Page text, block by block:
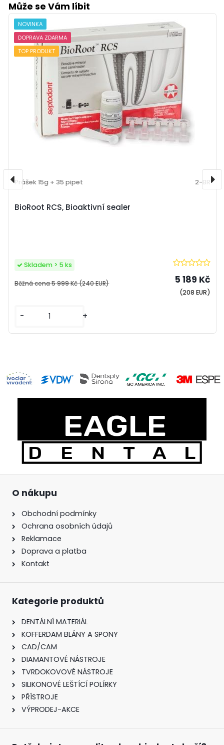
Může se Vám líbit
BioRoot RCS, Bioaktivní sealer
Prášek 15g + 35 pipet 2-BR
Běžná cena5 999 Kč(240 EUR) 5 189 Kč
(208 EUR)
- +
Skladem > 5 ks
NOVINKA
DOPRAVA ZDARMA
TOP PRODUKT
O nákupu
Obchodní podmínky
Ochrana osobních údajů
Reklamace
Doprava a platba
Kontakt
Kategorie produktů
DENTÁLNÍ MATERIÁL
KOFFERDAM BLÁNY A SPONY
CAD/CAM
DIAMANTOVÉ NÁSTROJE
TVRDOKOVOVÉ NÁSTROJE
SILIKONOVÉ LEŠTÍCÍ POLÍRKY
PŘÍSTROJE
VÝPRODEJ-AKCE